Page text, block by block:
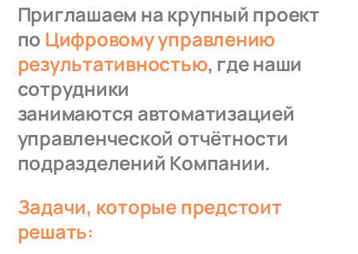
Приглашаем на крупный проект
по Цифровому управлению
результативностью, где наши
сотрудники
занимаются автоматизацией
управленческой отчётности
подразделений Компании.
Задачи, которые предстоит
решать: